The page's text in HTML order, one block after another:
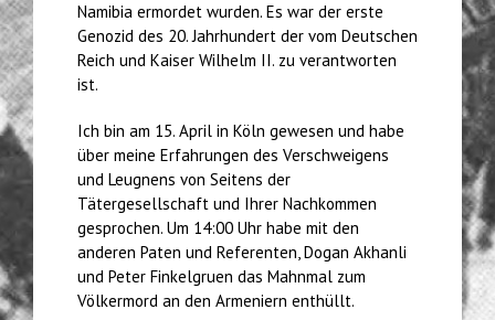
Namibia ermordet wurden. Es war der erste
Genozid des 20. Jahrhundert der vom Deutschen
Reich und Kaiser Wilhelm II. zu verantworten
ist.
Ich bin am 15. April in Köln gewesen und habe
über meine Erfahrungen des Verschweigens
und Leugnens von Seitens der
Tätergesellschaft und Ihrer Nachkommen
gesprochen. Um 14:00 Uhr habe mit den
anderen Paten und Referenten, Dogan Akhanli
und Peter Finkelgruen das Mahnmal zum
Völkermord an den Armeniern enthüllt.